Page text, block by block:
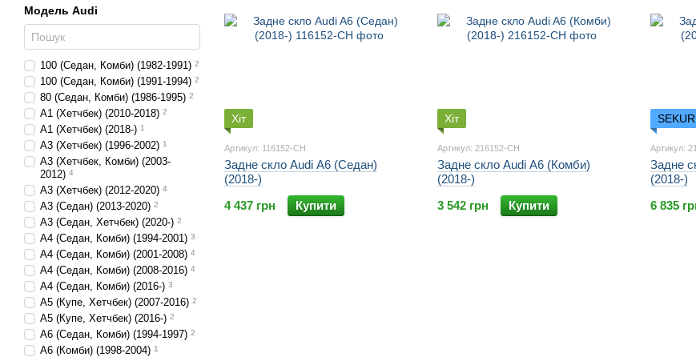
Хіт
Артикул: 116152-CH
Задне скло Audi A6 (Седан)
(2018-)
4 437 грн
Купити
Хіт
Артикул: 216152-CH
Задне скло Audi A6 (Комби)
(2018-)
3 542 грн
Купити
Артикул:
Задне
(2018-)
6 835
Модель Audi
100 (Седан, Комби) (1982-1991) 2
100 (Седан, Комби) (1991-1994) 2
80 (Седан, Комби) (1986-1995) 2
A1 (Хетчбек) (2010-2018) 2
A1 (Хетчбек) (2018-) 1
A3 (Хетчбек) (1996-2002) 1
A3 (Хетчбек, Комби) (2003-
2012) 4
A3 (Хетчбек) (2012-2020) 4
A3 (Седан) (2013-2020) 2
A3 (Седан, Хетчбек) (2020-) 2
A4 (Седан, Комби) (1994-2001) 3
A4 (Седан, Комби) (2001-2008) 4
A4 (Седан, Комби) (2008-2016) 4
A4 (Седан, Комби) (2016-) 3
A5 (Купе, Хетчбек) (2007-2016) 2
A5 (Купе, Хетчбек) (2016-) 2
A6 (Седан, Комби) (1994-1997) 2
A6 (Комби) (1998-2004) 1